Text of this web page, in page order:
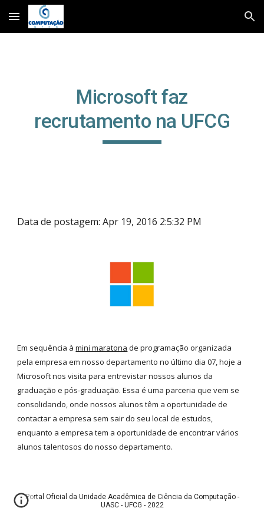
Skip to main content Skip to navigation
Microsoft faz
recrutamento na UFCG
Data de postagem: Apr 19, 2016 2:5:32 PM
Em sequência à mini maratona de programação organizada
pela empresa em nosso departamento no último dia 07, hoje a
Microsoft nos visita para entrevistar nossos alunos da
graduação e pós-graduação. Essa é uma parceria que vem se
consolidando, onde nossos alunos têm a oportunidade de
contactar a empresa sem sair do seu local de estudos,
enquanto a empresa tem a oportunidade de encontrar vários
alunos talentosos do nosso departamento.
Portal Oficial da Unidade Acadêmica de Ciência da Computação -
UASC - UFCG - 2022